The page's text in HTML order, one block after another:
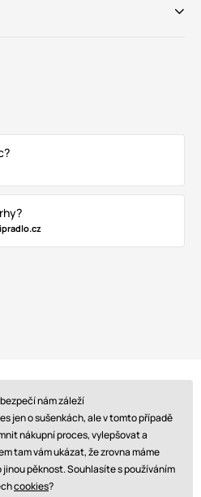
nám záleží
jen o sušenkách, ale v tomto případě
nákupní proces, vylepšovat a
tam vám ukázat, že zrovna máme
pěknost. Souhlasíte s používáním
cookies?